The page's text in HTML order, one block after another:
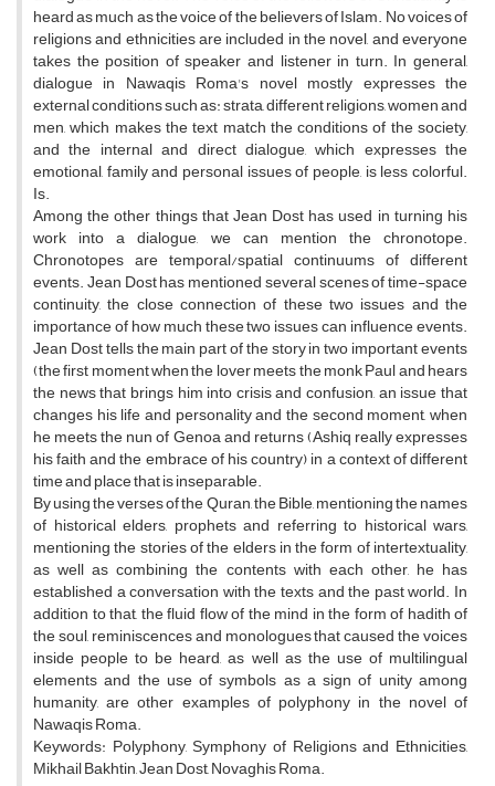
heard as much as the voice of the believers of Islam. No voices of
religions and ethnicities are included in the novel, and everyone
takes the position of speaker and listener in turn. In general,
dialogue in Nawaqis Roma's novel mostly expresses the
external conditions such as: strata, different religions, women and
men, which makes the text match the conditions of the society,
and the internal and direct dialogue, which expresses the
emotional, family and personal issues of people, is less colorful.
Is.
Among the other things that Jean Dost has used in turning his
work into a dialogue, we can mention the chronotope.
Chronotopes are temporal/spatial continuums of different
events. Jean Dost has mentioned several scenes of time-space
continuity, the close connection of these two issues and the
importance of how much these two issues can influence events.
Jean Dost tells the main part of the story in two important events
(the first moment when the lover meets the monk Paul and hears
the news that brings him into crisis and confusion, an issue that
changes his life and personality and the second moment, when
he meets the nun of Genoa and returns (Ashiq really expresses
his faith and the embrace of his country) in a context of different
time and place that is inseparable.
By using the verses of the Quran, the Bible, mentioning the names
of historical elders, prophets and referring to historical wars,
mentioning the stories of the elders in the form of intertextuality,
as well as combining the contents with each other, he has
established a conversation with the texts and the past world. In
addition to that, the fluid flow of the mind in the form of hadith of
the soul, reminiscences and monologues that caused the voices
inside people to be heard, as well as the use of multilingual
elements and the use of symbols as a sign of unity among
humanity, are other examples of polyphony in the novel of
Nawaqis Roma.
Keywords: Polyphony, Symphony of Religions and Ethnicities,
Mikhail Bakhtin, Jean Dost, Novaghis Roma.